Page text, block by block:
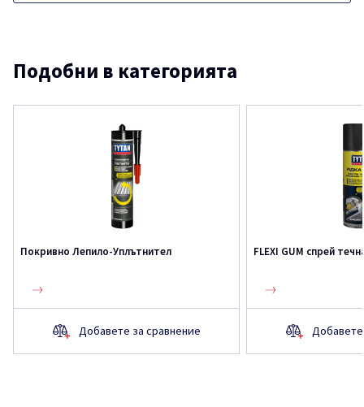
Подобни в категорията
Покривно Лепило-Уплътнител
Добавете за сравнение
FLEXI GUM спрей
Добавете